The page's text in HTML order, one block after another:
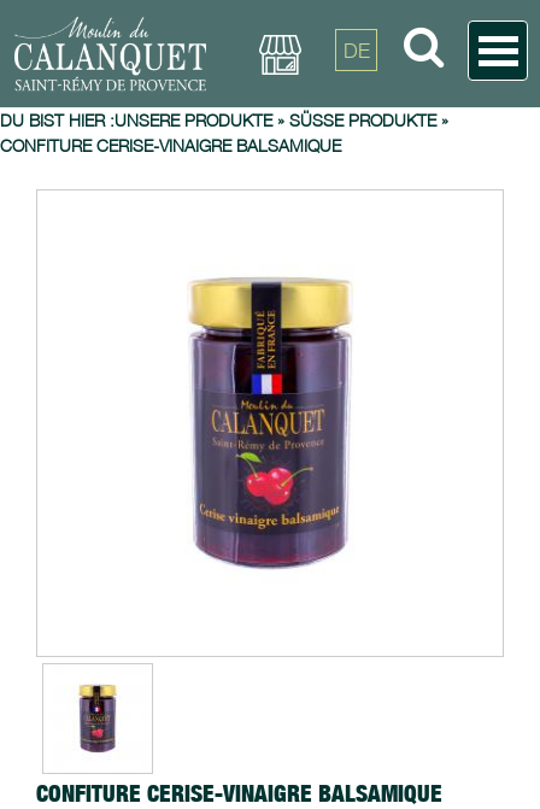
DE
DU BIST HIER :UNSERE PRODUKTE» SÜSSE PRODUKTE »
CONFITURE CERISE-VINAIGRE BALSAMIQUE
CONFITURE CERISE-VINAIGRE BALSAMIQUE